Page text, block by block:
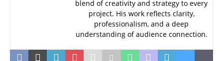
blend of creativity and strategy to every
project. His work reflects clarity,
professionalism, and a deep
understanding of audience connection.